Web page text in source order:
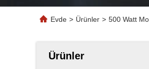
Evde > Ürünler > 500 Watt
Ürünler